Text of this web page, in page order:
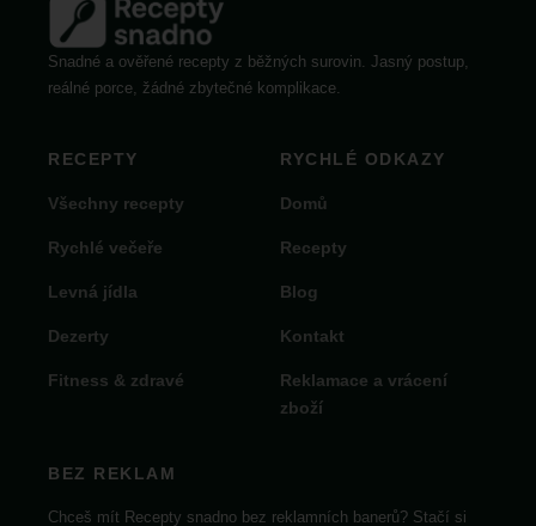
Snadné a ověřené recepty z běžných surovin. Jasný postup,
reálné porce, žádné zbytečné komplikace.
RECEPTY
Všechny recepty
Rychlé večeře
Levná jídla
Dezerty
Fitness & zdravé
RYCHLÉ ODKAZY
Domů
Recepty
Blog
Kontakt
Reklamace a vrácení
zboží
BEZ REKLAM
Chceš mít Recepty snadno bez reklamních banerů? Stačí si